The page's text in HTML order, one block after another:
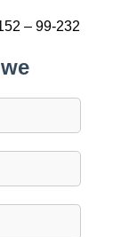
– 99-232